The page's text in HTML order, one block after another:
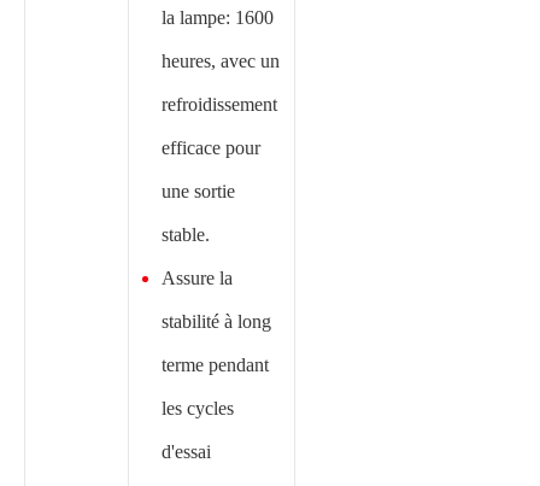
la lampe: 1600
heures, avec un
refroidissement
efficace pour
une sortie
stable.
Assure la
stabilité à long
terme pendant
les cycles
d'essai